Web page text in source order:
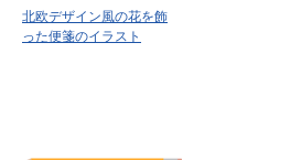
北欧デザイン風の花を飾
った便箋のイラスト